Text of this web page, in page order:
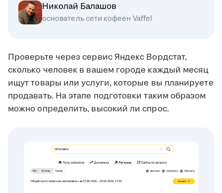
Николай Балашов
основатель сети кофеен Vaffel
Проверьте через сервис Яндекс Вордстат,
сколько человек в вашем городе каждый месяц
ищут товары или услуги, которые вы планируете
продавать. На этапе подготовки таким образом
можно определить, высокий ли спрос.